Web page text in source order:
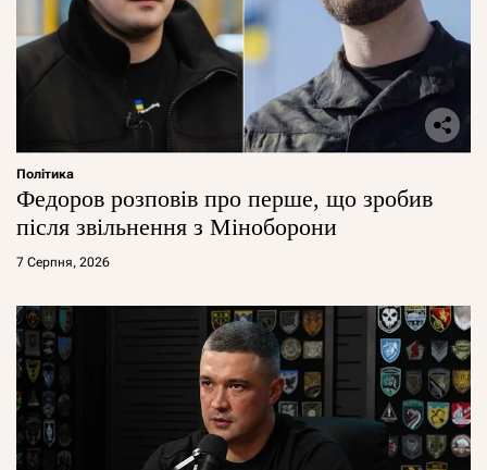
Політика
Федоров розповів про перше, що зробив
після звільнення з Міноборони
7 Серпня, 2026